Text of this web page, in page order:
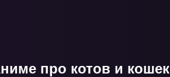
про котов и кошек